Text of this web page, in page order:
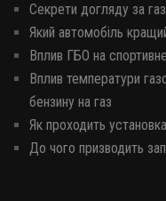
Секрети догляду за
Який автомобіль
Вплив ГБО на
Вплив температури
бензину на газ
Як проходить
До чого призводить